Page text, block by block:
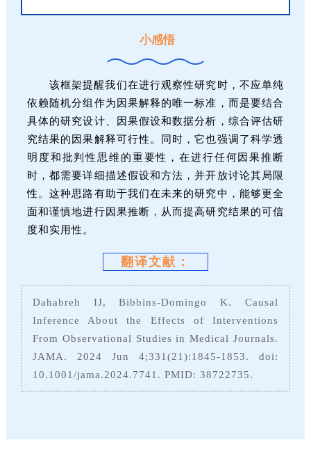
小感悟
该框架提醒我们在进行观察性研究时，不应单纯
依赖随机分组作为因果解释的唯一标准，而是要结合
具体的研究设计、因果假设和数据分析，综合评估研
究结果的因果解释可行性。同时，它也强调了科学透
明度和批判性思维的重要性，在进行任何因果推断
时，都需要详细描述假设和方法，并开放讨论其局限
性。这种思路有助于我们在未来的研究中，能够更全
面和谨慎地进行因果推断，从而提高研究结果的可信
度和实用性。
翻译文献：
Dahabreh IJ, Bibbins-Domingo K. Causal
Inference About the Effects of Interventions
From Observational Studies in Medical Journals.
JAMA. 2024 Jun 4;331(21):1845-1853. doi:
10.1001/jama.2024.7741. PMID: 38722735.